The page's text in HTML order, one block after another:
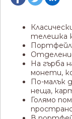
телешка
На гърба
монети,
По-малък
неща,
Голямо